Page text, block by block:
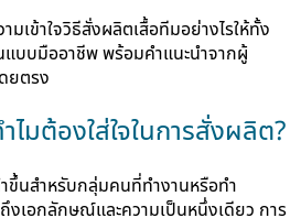
เข้าใจวิธีสั่งผลิตเสื้อทีมอย่างไรให้ทั้ง
แบบมืออาชีพ พร้อมคำแนะนำจากผู้
ยตรง
ไมต้องใส่ใจในการสั่งผลิต?
ขึ้นสำหรับกลุ่มคนที่ทำงานหรือทำ
เอกลักษณ์และความเป็นหนึ่งเดียว การ